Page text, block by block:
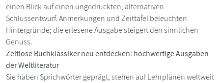
einen Blick auf einen ungedruckten, alternativen
Schlussentwurf. Anmerkungen und Zeittafel beleuchten
Hintergründe; die erlesene Ausgabe steigert den sinnlichen
Genuss.
Zeitlose Buchklassiker neu entdecken: hochwertige Ausgaben
der Weltliteratur
Sie haben Sprichwörter geprägt, stehen auf Lehrplänen weltweit